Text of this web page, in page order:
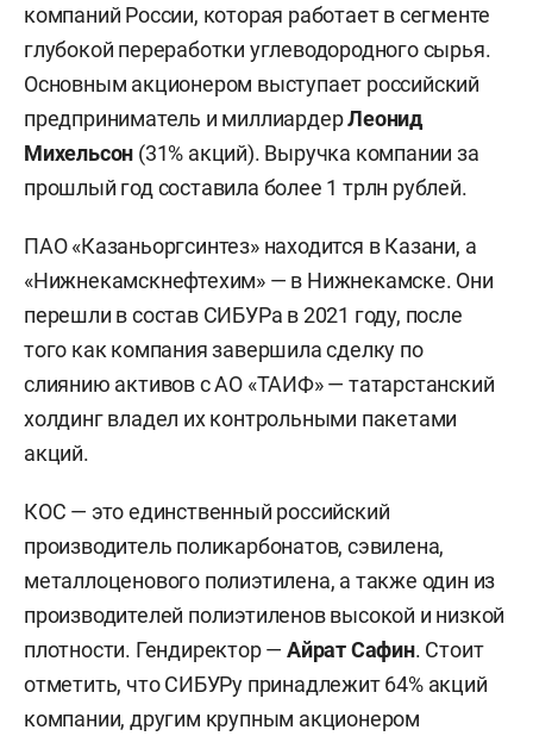
компаний России, которая работает в сегменте
глубокой переработки углеводородного сырья.
Основным акционером выступает российский
предприниматель и миллиардерЛеонид
Михельсон (31% акций). Выручка компании за
прошлый год составила более 1 трлн рублей.
ПАО «Казаньоргсинтез» находится в Казани, а
«Нижнекамскнефтехим» — в Нижнекамске. Они
перешли в состав СИБУРа в 2021 году, после
того как компания завершила сделку по
слиянию активов с АО «ТАИФ» — татарстанский
холдинг владел их контрольными пакетами
акций.
КОС — это единственный российский
производитель поликарбонатов, сэвилена,
металлоценового полиэтилена, а также один из
производителей полиэтиленов высокой и низкой
плотности. Гендиректор —Айрат Сафин. Стоит
отметить, что СИБУРу принадлежит 64% акций
компании, другим крупным акционером